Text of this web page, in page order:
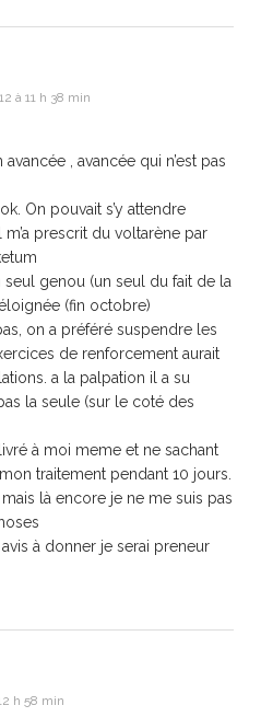
à 11 h 38 min
, avancée qui n’est pas
On pouvait s’y attendre
m’a prescrit du voltarène par
seul genou (un seul du fait de la
(fin octobre)
on a préféré suspendre les
de renforcement aurait
a la palpation il a su
la seule (sur le coté des
à moi meme et ne sachant
traitement pendant 10 jours.
là encore je ne me suis pas
à donner je serai preneur
h 58 min